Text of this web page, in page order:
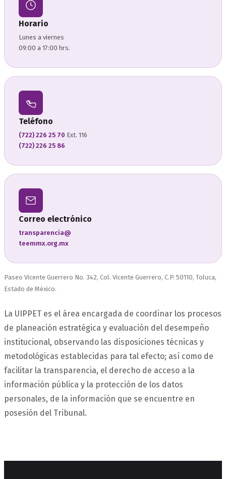
Horario
Lunes a viernes
09:00 a 17:00 hrs.
Teléfono
(722) 226 25 70 Ext. 116
(722) 226 25 86
Correo electrónico
transparencia@
teemmx.org.mx
Paseo Vicente Guerrero No. 342, Col. Vicente Guerrero, C.P. 50110, Toluca,
Estado de México.
La UIPPET es el área encargada de coordinar los procesos
de planeación estratégica y evaluación del desempeño
institucional, observando las disposiciones técnicas y
metodológicas establecidas para tal efecto; así como de
facilitar la transparencia, el derecho de acceso a la
información pública y la protección de los datos
personales, de la información que se encuentre en
posesión del Tribunal.